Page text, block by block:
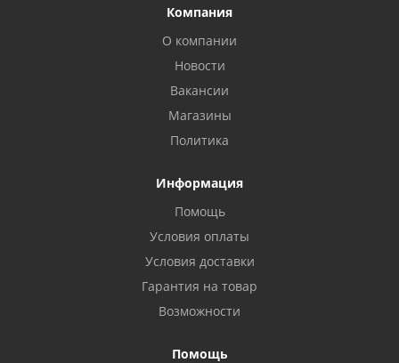
Компания
О компании
Новости
Вакансии
Магазины
Политика
Информация
Помощь
Условия оплаты
Условия доставки
Гарантия на товар
Возможности
Помощь